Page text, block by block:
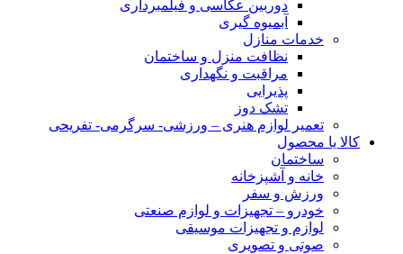
دوربین عکاسی و فیلمبرداری
آبمیوه گیری
خدمات منازل
نظافت منزل و ساختمان
مراقبت و نگهداری
پذیرایی
تشک دوز
تعمیر لوازم هنری – ورزشی- سرگرمی- تفریحی
کالا یا محصول
ساختمان
خانه و آشپزخانه
ورزش و سفر
خودرو – تجهیزات و لوازم صنعتی
لوازم و تجهیزات موسیقی
صوتی و تصویری